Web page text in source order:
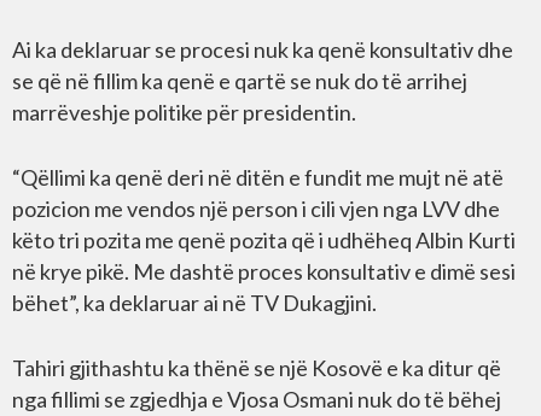
Ai ka deklaruar se procesi nuk ka qenë konsultativ dhe
se që në fillim ka qenë e qartë se nuk do të arrihej
marrëveshje politike për presidentin.
“Qëllimi ka qenë deri në ditën e fundit me mujt në atë
pozicion me vendos një person i cili vjen nga LVV dhe
këto tri pozita me qenë pozita që i udhëheq Albin Kurti
në krye pikë. Me dashtë proces konsultativ e dimë sesi
bëhet”, ka deklaruar ai në TV Dukagjini.
Tahiri gjithashtu ka thënë se një Kosovë e ka ditur që
nga fillimi se zgjedhja e Vjosa Osmani nuk do të bëhej